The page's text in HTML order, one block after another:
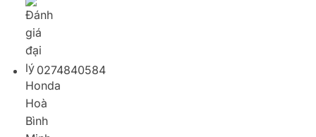
YAMAHA Tân Thái Bình Long Khánh
https://goo.gl/maps/NaJUfzU9qyokZ9Mu7